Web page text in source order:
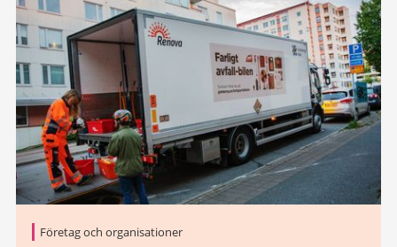
Företag och organisationer